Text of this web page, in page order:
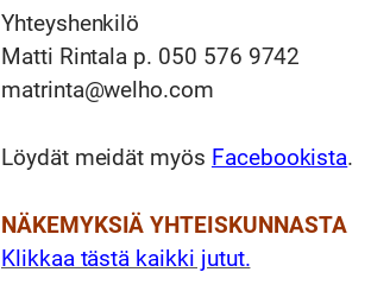
Yhteyshenkilö
Matti Rintala p. 050 576 9742
matrinta@welho.com
Löydät meidät myös Facebookista.
NÄKEMYKSIÄ YHTEISKUNNASTA
Klikkaa tästä kaikki jutut.